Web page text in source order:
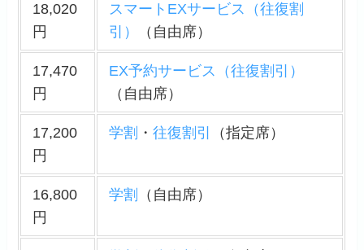
18,020
円
スマートEXサービス（往復割
引）
（自由席）
17,470
円
EX予約サービス（往復割引）
（自由席）
17,200
円
学割 ・ 往復割引 （指定席）
16,800
円
学割 （自由席）